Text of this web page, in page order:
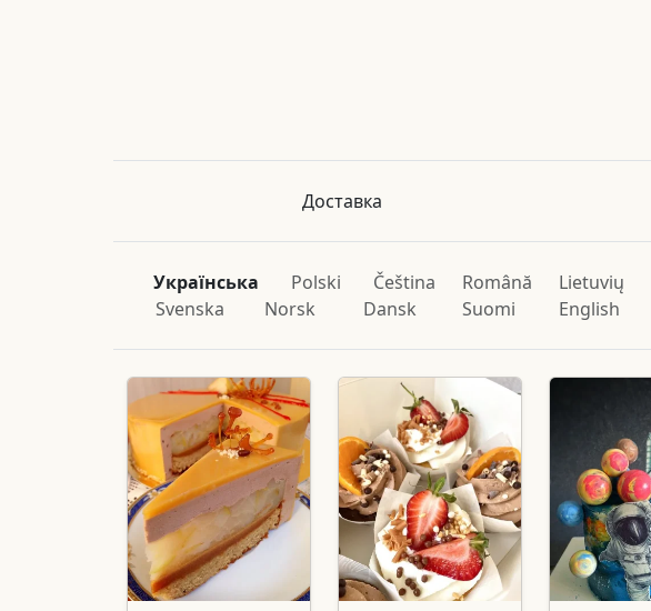
Доставка
Українська Polski Čeština Română Lietuvių
Svenska
Norsk Dansk Suomi English